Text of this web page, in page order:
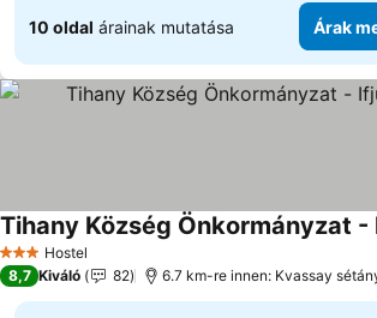
10 oldal árainak mutatása Árak
3 Kategória
Hostel
8,7 Kiváló 82 6.7 km-re innen: Kvassay